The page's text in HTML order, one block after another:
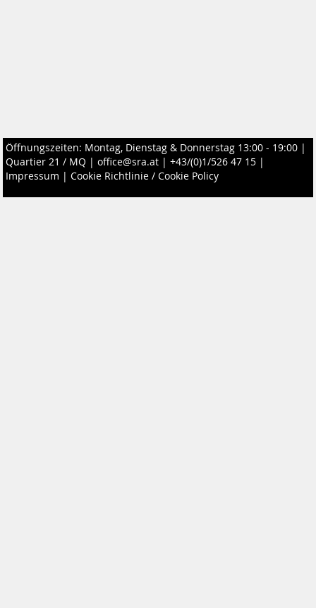
Öffnungszeiten: Montag, Dienstag & Donnerstag 13:00 - 19:00 |
Quartier 21 / MQ | office@sra.at | +43/(0)1/526 47 15 |
Impressum | Cookie Richtlinie / Cookie Policy